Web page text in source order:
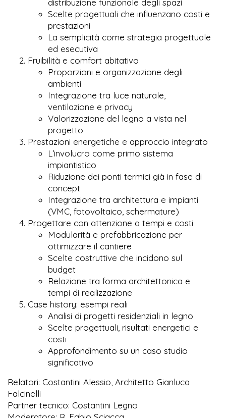
distribuzione funzionale degli spazi
Scelte progettuali che influenzano costi e
prestazioni
La semplicità come strategia progettuale
ed esecutiva
Fruibilità e comfort abitativo
Proporzioni e organizzazione degli
ambienti
Integrazione tra luce naturale,
ventilazione e privacy
Valorizzazione del legno a vista nel
progetto
Prestazioni energetiche e approccio integrato
L’involucro come primo sistema
impiantistico
Riduzione dei ponti termici già in fase di
concept
Integrazione tra architettura e impianti
(VMC, fotovoltaico, schermature)
Progettare con attenzione a tempi e costi
Modularità e prefabbricazione per
ottimizzare il cantiere
Scelte costruttive che incidono sul
budget
Relazione tra forma architettonica e
tempi di realizzazione
Case history: esempi reali
Analisi di progetti residenziali in legno
Scelte progettuali, risultati energetici e
costi
Approfondimento su un caso studio
significativo
Relatori: Costantini Alessio, Architetto Gianluca
Falcinelli
Partner tecnico: Costantini Legno